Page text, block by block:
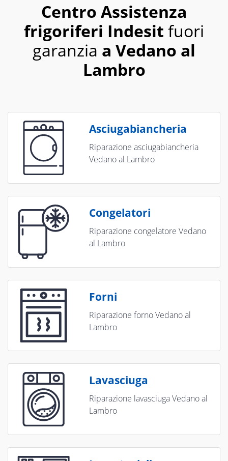
Centro Assistenza
frigoriferi Indesit fuori
garanzia a Vedano al
Lambro
Asciugabiancheria
Riparazione asciugabiancheria
Vedano al Lambro
Congelatori
Riparazione congelatore Vedano
al Lambro
Forni
Riparazione forno Vedano al
Lambro
Lavasciuga
Riparazione lavasciuga Vedano al
Lambro